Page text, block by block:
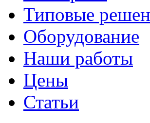
Типовые
Оборудование
Наши работы
Цены
Статьи